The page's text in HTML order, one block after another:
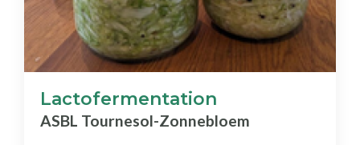
Lactofermentation
ASBL Tournesol-Zonnebloem